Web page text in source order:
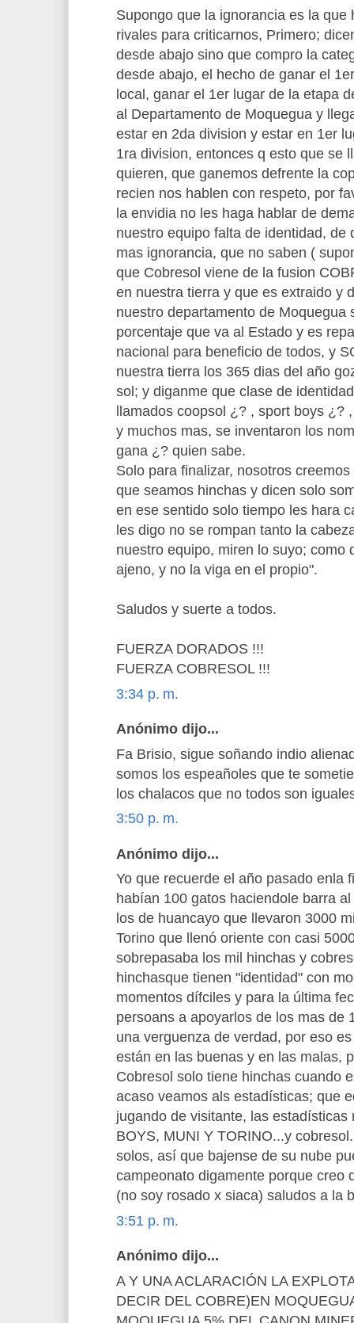
Supongo que la ignorancia es la que
rivales para criticarnos, Primero;
desde abajo sino que compro la
desde abajo, el hecho de ganar el
local, ganar el 1er lugar de la etapa
al Departamento de Moquegua y
estar en 2da division y estar en 1er
1ra division, entonces q esto que se
quieren, que ganemos defrente la
recien nos hablen con respeto, por
la envidia no les haga hablar de
nuestro equipo falta de identidad, de
mas ignorancia, que no saben (
que Cobresol viene de la fusion
en nuestra tierra y que es extraido y
nuestro departamento de Moquegua
porcentaje que va al Estado y es
nacional para beneficio de todos, y
nuestra tierra los 365 dias del año
sol; y diganme que clase de
llamados coopsol ¿? , sport boys ¿?
y muchos mas, se inventaron los
gana ¿? quien sabe.
Solo para finalizar, nosotros
que seamos hinchas y dicen solo
en ese sentido solo tiempo les hara
les digo no se rompan tanto la
nuestro equipo, miren lo suyo; como
ajeno, y no la viga en el propio".
Saludos y suerte a todos.
FUERZA DORADOS !!!
FUERZA COBRESOL !!!
3:34 p. m.
Anónimo dijo...
Fa Brisio, sigue soñando indio
somos los espeañoles que te
los chalacos que no todos son
3:50 p. m.
Anónimo dijo...
Yo que recuerde el año pasado enla
habían 100 gatos haciendole barra
los de huancayo que llevaron 3000
Torino que llenó oriente con casi
sobrepasaba los mil hinchas y
hinchasque tienen "identidad" con
momentos dífciles y para la última
persoans a apoyarlos de los mas de
una verguenza de verdad, por eso
están en las buenas y en las malas,
Cobresol solo tiene hinchas cuando
acaso veamos als estadísticas; que
jugando de visitante, las estadísticas
BOYS, MUNI Y TORINO...y
solos, así que bajense de su nube
campeonato digamente porque creo
(no soy rosado x siaca) saludos a la
3:51 p. m.
Anónimo dijo...
A Y UNA ACLARACIÓN LA
DECIR DEL COBRE)EN